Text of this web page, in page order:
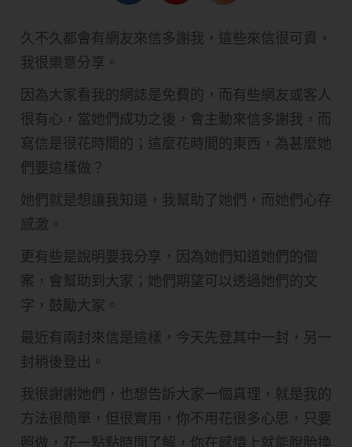
久不久都會有網友來信多謝我，這些來信很可貴，
我很樂意分享。
因為大家看我的網誌是免費的，而有些網友或客人
很有心，當她們成功之後，會主動來信多謝我，而
寫信是很花時間的；這麼花時間的東西，為甚麼她
們要這樣做？
她們就是想讓我知道，我幫助了她們，而她們心存
感激。
更有些是說明要我分享，因為她們知道她們的個
案，會幫助到大家；她們期望可以透過她們的文
字，鼓勵大家。
最近有兩封來信是這樣，今天先登其中一封，另一
封稍後登出。
我很謝謝她們，也想告訴大家一個真理，就是我的
方法很簡單，但很實用，你不用花很多心思，只要
照做，花一點點時間了解，你在感情上就能脫胎換